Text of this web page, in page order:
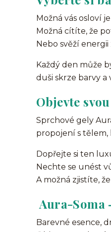
Možná vás osloví
Možná cítíte, že
Nebo svěží
Každý den může
duši skrze barvy a
Objevte
Sprchové gely
propojení s tělem,
Dopřejte si ten
Nechte se unést
A možná zjistíte,
Aura-Soma
Barevné esence,